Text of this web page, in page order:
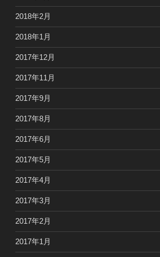
2018年2月
2018年1月
2017年12月
2017年11月
2017年9月
2017年8月
2017年6月
2017年5月
2017年4月
2017年3月
2017年2月
2017年1月